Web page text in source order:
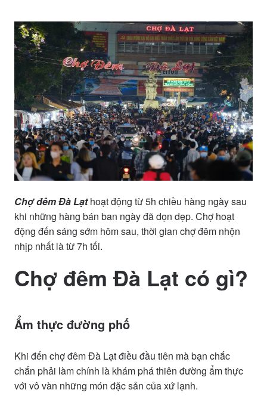
Chợ đêm Đà Lạthoạt động từ 5h chiều hàng ngày sau
khi những hàng bán ban ngày đã dọn dẹp. Chợ hoạt
động đến sáng sớm hôm sau, thời gian chợ đêm nhộn
nhịp nhất là từ 7h tối.
Chợ đêm Đà Lạt có gì?
Ẩm thực đường phố
Khi đến chợ đêm Đà Lạt điều đầu tiên mà bạn chắc
chắn phải làm chính là khám phá thiên đường ẩm thực
với vô vàn những món đặc sản của xứ lạnh.